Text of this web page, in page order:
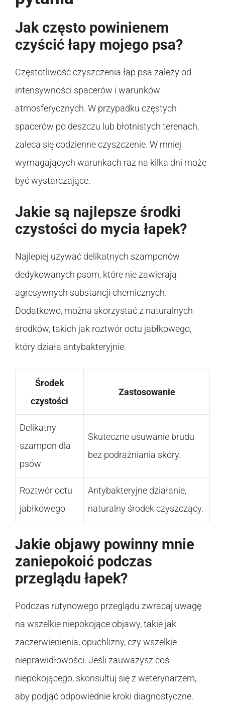
Jak często powinienem
czyścić łapy mojego psa?
Częstotliwość czyszczenia łap psa zależy od
intensywności spacerów i warunków
atmosferycznych. W przypadku częstych
spacerów po deszczu lub błotnistych terenach,
zaleca się codzienne czyszczenie. W mniej
wymagających warunkach raz na kilka dni może
być wystarczające.
Jakie są najlepsze środki
czystości do mycia łapek?
Najlepiej używać delikatnych szamponów
dedykowanych psom, które nie zawierają
agresywnych substancji chemicznych.
Dodatkowo, można skorzystać z naturalnych
środków, takich jak roztwór octu jabłkowego,
który działa antybakteryjnie.
Środek
czystości
Zastosowanie
Delikatny
szampon dla
psów
Skuteczne usuwanie brudu
bez podrażniania skóry.
Roztwór octu
jabłkowego
Antybakteryjne działanie,
naturalny środek czyszczący.
Jakie objawy powinny mnie
zaniepokoić podczas
przeglądu łapek?
Podczas rutynowego przeglądu zwracaj uwagę
na wszelkie niepokojące objawy, takie jak
zaczerwienienia, opuchlizny, czy wszelkie
nieprawidłowości. Jeśli zauważysz coś
niepokojącego, skonsultuj się z weterynarzem,
aby podjąć odpowiednie kroki diagnostyczne.